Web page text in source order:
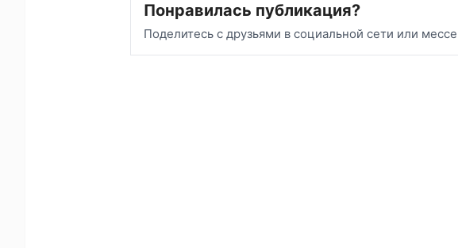
Понравилась публикация?
Поделитесь с друзьями в социальной сети или